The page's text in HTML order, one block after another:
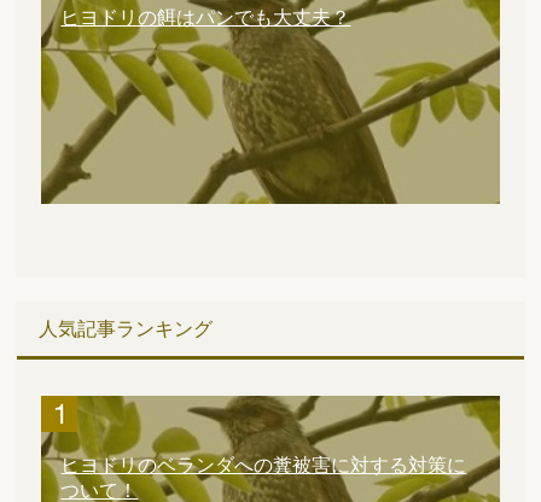
ヒヨドリの餌はパンでも大丈夫？
人気記事ランキング
ヒヨドリのベランダへの糞被害に対する対策に
ついて！